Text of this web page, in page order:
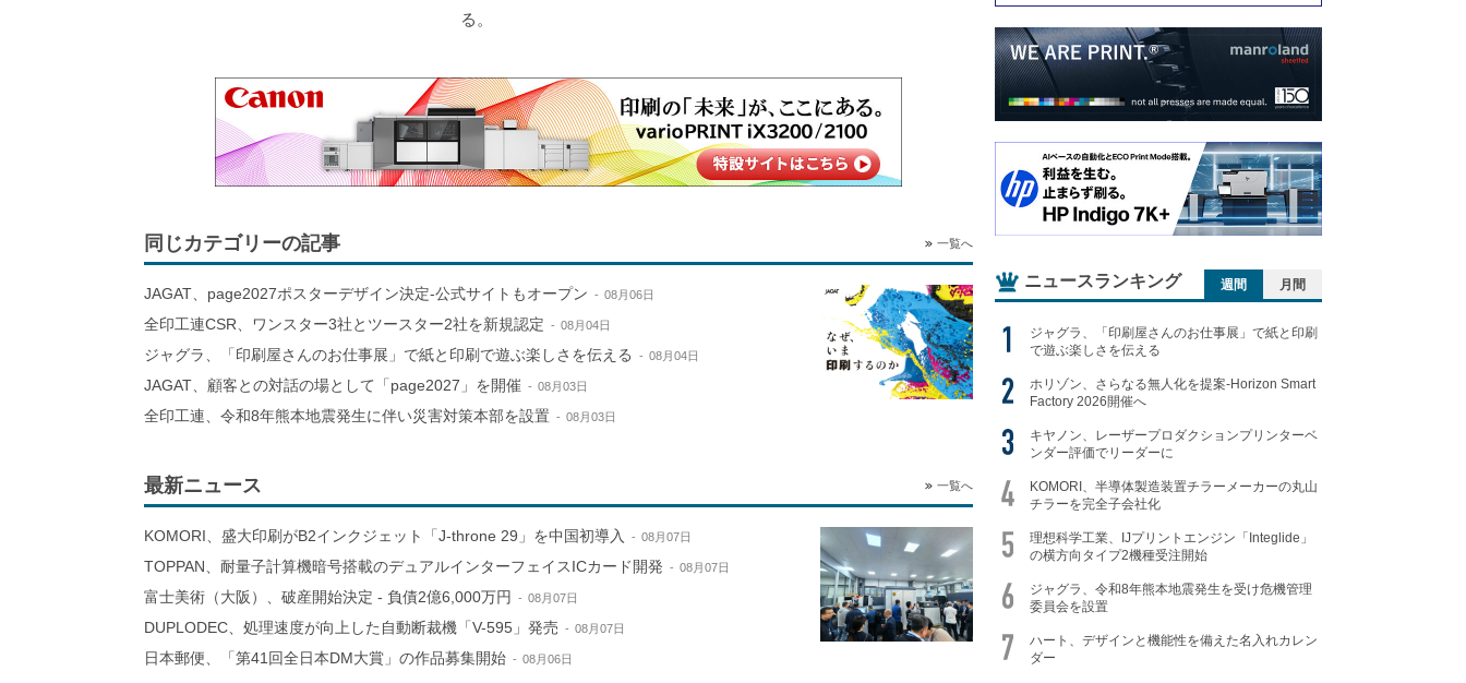
る。
同じカテゴリーの記事 一覧へ
JAGAT、page2027ポスターデザイン決定-公式サイトもオープン 08月06日
全印工連CSR、ワンスター3社とツースター2社を新規認定 08月04日
ジャグラ、「印刷屋さんのお仕事展」で紙と印刷で遊ぶ楽しさを伝える 08月04日
JAGAT、顧客との対話の場として「page2027」を開催 08月03日
全印工連、令和8年熊本地震発生に伴い災害対策本部を設置 08月03日
最新ニュース 一覧へ
KOMORI、盛大印刷がB2インクジェット「J-throne 29」を中国初導入 08月07日
TOPPAN、耐量子計算機暗号搭載のデュアルインターフェイスICカード開発 08月07日
富士美術（大阪）、破産開始決定 - 負債2億6,000万円 08月07日
DUPLODEC、処理速度が向上した自動断裁機「V-595」発売 08月07日
日本郵便、「第41回全日本DM大賞」の作品募集開始 08月06日
ニュースランキング 週間 月間
ジャグラ、「印刷屋さんのお仕事展」で紙と印刷
で遊ぶ楽しさを伝える
ホリゾン、さらなる無人化を提案-Horizon Smart
Factory 2026開催へ
キヤノン、レーザープロダクションプリンターベ
ンダー評価でリーダーに
KOMORI、半導体製造装置チラーメーカーの丸山
チラーを完全子会社化
理想科学工業、IJプリントエンジン「Integlide」
の横方向タイプ2機種受注開始
ジャグラ、令和8年熊本地震発生を受け危機管理
委員会を設置
ハート、デザインと機能性を備えた名入れカレン
ダー